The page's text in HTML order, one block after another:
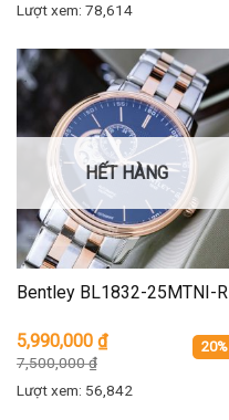
Lượt xem: 78,614
HẾT HÀNG
Bentley BL1832-25MTNI-R
5,990,000 ₫
7,500,000₫
20%
Lượt xem: 56,842